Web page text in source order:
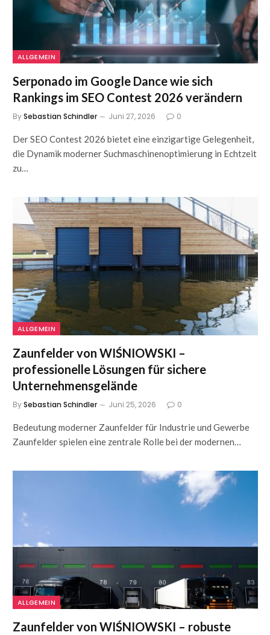
ALLGEMEIN
Serponado im Google Dance wie sich
Rankings im SEO Contest 2026 verändern
BySebastian Schindler Juni 27, 2026 0
Der SEO Contest 2026 bietet eine einzigartige Gelegenheit,
die Dynamik moderner Suchmaschinenoptimierung in Echtzeit
zu…
ALLGEMEIN
Zaunfelder von WIŚNIOWSKI –
professionelle Lösungen für sichere
Unternehmensgelände
BySebastian Schindler Juni 25, 2026 0
Bedeutung moderner Zaunfelder für Industrie und Gewerbe
Zaunfelder spielen eine zentrale Rolle bei der modernen…
ALLGEMEIN
Zaunfelder von WIŚNIOWSKI – robuste